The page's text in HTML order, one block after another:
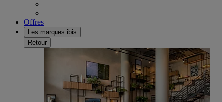
Offres
Les marques ibis
Retour